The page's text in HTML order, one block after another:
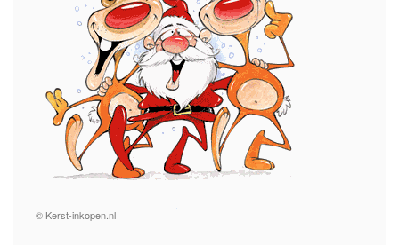
© Kerst-inkopen.nl